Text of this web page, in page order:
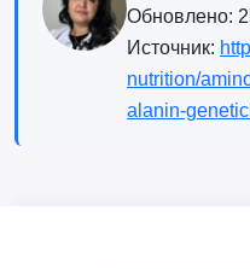
Обновлено:
Источник:
nutrition/
alanin-